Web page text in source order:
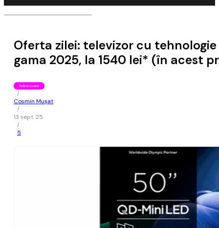
Oferta zilei: televizor cu tehnologie
gama 2025, la 1540 lei* (în acest
Televizoare
/
Cosmin Mușat
/
13 sept. 25
/
5